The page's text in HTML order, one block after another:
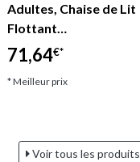
Adultes, Chaise de Lit
Flottant…
71,64€*
* Meilleur prix
Voir tous les produits